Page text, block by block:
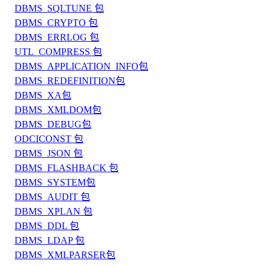
DBMS_SQLTUNE 包
DBMS_CRYPTO 包
DBMS_ERRLOG 包
UTL_COMPRESS 包
DBMS_APPLICATION_INFO包
DBMS_REDEFINITION包
DBMS_XA包
DBMS_XMLDOM包
DBMS_DEBUG包
ODCICONST 包
DBMS_JSON 包
DBMS_FLASHBACK 包
DBMS_SYSTEM包
DBMS_AUDIT 包
DBMS_XPLAN 包
DBMS_DDL 包
DBMS_LDAP 包
DBMS_XMLPARSER包